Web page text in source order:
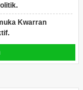
Kwarran